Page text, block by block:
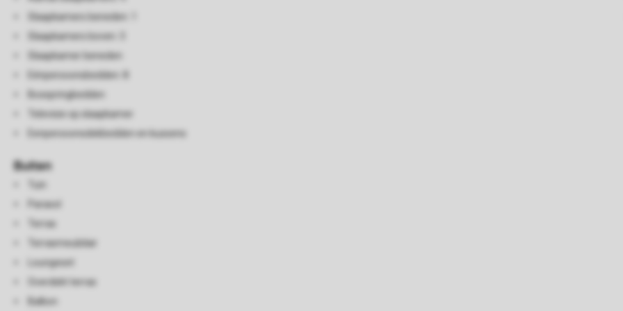
Slaapkamers beneden: 1
Slaapkamers boven: 3
Slaapkamer beneden
Eénpersoonsbedden: 8
Boxspringbedden
Televisie op slaapkamer
Eenpersoonsdekbedden en kussens
Buiten
Tuin
Parasol
Terras
Terrasmeubilair
Loungeset
Overdekt terras
Balkon